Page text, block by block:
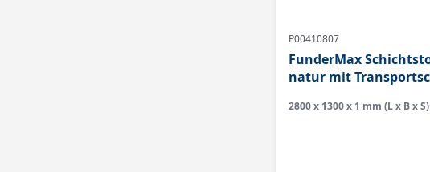
P00410807
FunderMax
natur mit
2800 x 1300 x 1 mm (L x B x S)